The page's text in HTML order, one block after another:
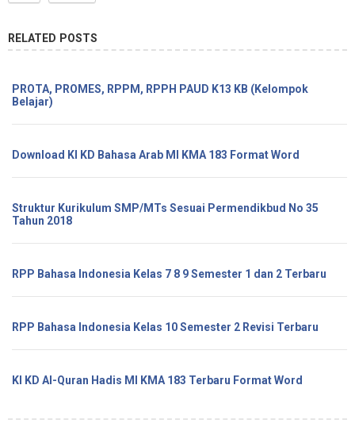
RELATED POSTS
PROTA, PROMES, RPPM, RPPH PAUD K13 KB (Kelompok
Belajar)
Download KI KD Bahasa Arab MI KMA 183 Format Word
Struktur Kurikulum SMP/MTs Sesuai Permendikbud No 35
Tahun 2018
RPP Bahasa Indonesia Kelas 7 8 9 Semester 1 dan 2 Terbaru
RPP Bahasa Indonesia Kelas 10 Semester 2 Revisi Terbaru
KI KD Al-Quran Hadis MI KMA 183 Terbaru Format Word